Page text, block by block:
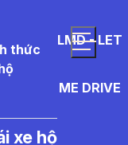
LMD - LET
ME DRIVE
xe hộ